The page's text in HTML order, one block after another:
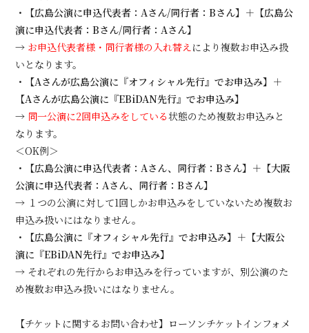
・【広島公演に申込代表者：Aさん/同行者：Bさん】＋【広島公
演に申込代表者：Bさん/同行者：Aさん】
→ お申込代表者様・同行者様の入れ替えにより複数お申込み扱
いとなります。
・【Aさんが広島公演に『オフィシャル先行』でお申込み】＋
【Aさんが広島公演に『EBiDAN先行』でお申込み】
→ 同一公演に2回申込みをしている状態のため複数お申込みと
なります。
＜OK例＞
・【広島公演に申込代表者：Aさん、同行者：Bさん】＋【大阪
公演に申込代表者：Aさん、同行者：Bさん】
→ １つの公演に対して1回しかお申込みをしていないため複数お
申込み扱いにはなりません。
・【広島公演に『オフィシャル先行』でお申込み】＋【大阪公
演に『EBiDAN先行』でお申込み】
→ それぞれの先行からお申込みを行っていますが、別公演のた
め複数お申込み扱いにはなりません。
【チケットに関するお問い合わせ】ローソンチケットインフォメ